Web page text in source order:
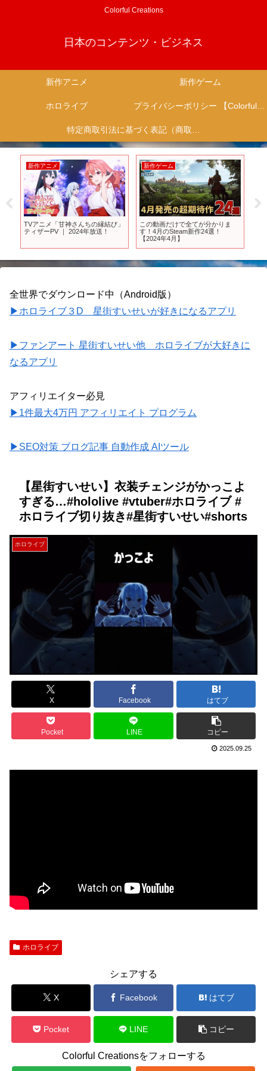
Colorful Creations
日本のコンテンツ・ビジネス
新作アニメ 新作ゲーム
ホロライブ プライバシーポリシー 【Colorful Creation】
特定商取引法に基づく表記（商取引に関する開示）
新作アニメ
TVアニメ「甘神さんちの縁結び」
ティザーPV ｜ 2024年放送！
新作ゲーム
この動画だけで全てが分かりま
す！4月のSteam新作24選！
【2024年4月】
全世界でダウンロード中（Android版）
▶ホロライブ３D 星街すいせいが好きになるアプリ
▶ファンアート 星街すいせい他 ホロライブが大好きに
なるアプリ
アフィリエイター必見
▶1件最大4万円 アフィリエイト プログラム
▶SEO対策 ブログ記事 自動作成 AIツール
【星街すいせい】衣装チェンジがかっこよ
すぎる…#hololive #vtuber#ホロライブ #
ホロライブ切り抜き#星街すいせい#shorts
ホロライブ
X Facebook はてブ
Pocket LINE コピー
2025.09.25
ホロライブ
シェアする
X Facebook はてブ
Pocket LINE コピー
Colorful Creationsをフォローする